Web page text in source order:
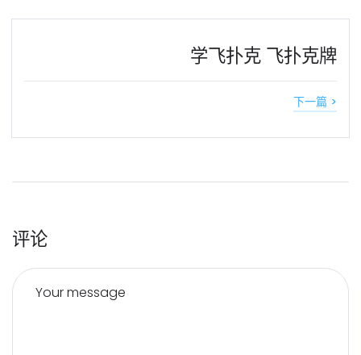
学飞扑克 飞扑克牌
下一篇 >
评论
Your message